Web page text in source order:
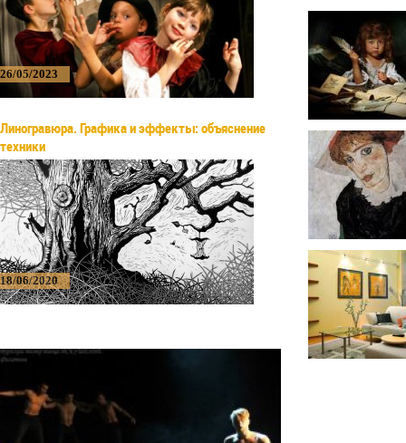
26/05/2023
Линогравюра. Графика и эффекты: объяснение
техники
18/06/2020